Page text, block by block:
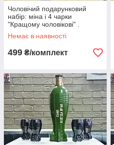
Чоловічий подарунковий
набір: міна і 4 чарки
"Кращому чоловікові" .
Подарунок чоловікові. Набір
бойовий
Немає в наявності
499 ₴/комплект